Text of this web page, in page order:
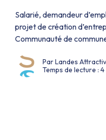
Salarié, demandeur
projet de création
Communauté de
Aquitaine, organise sa
d’entreprise du 20 avril
Par Landes
Temps de lecture :